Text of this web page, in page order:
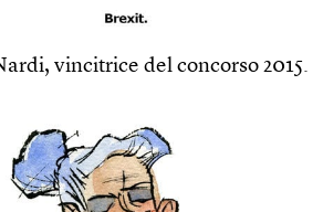
vincitrice del concorso 2015.